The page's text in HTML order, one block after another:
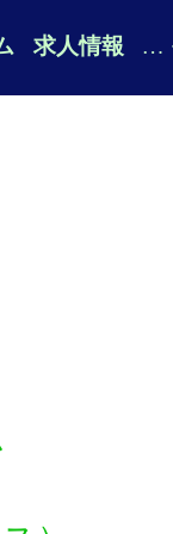
求人情報 …